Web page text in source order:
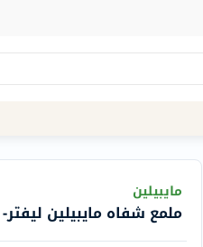
Navigation
الصيدلية
مايبيلين
ملمع شفاه مايبيلين ليفتر-